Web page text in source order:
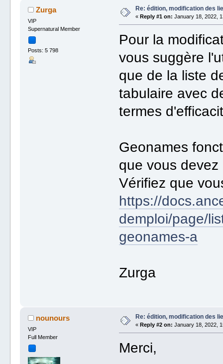
Zurga
VIP
Supernatural Member
Posts: 5 798
Re: édition, modification des
« Reply #1 on: January 18, 2022,
Pour la
vous suggère
que de la liste
tabulaire avec
termes
Geonames
que vous
Vérifiez que
https://
demploi/page/
geonames-a
Zurga
nounours
VIP
Full Member
Re: édition, modification des
« Reply #2 on: January 18, 2022,
Merci,